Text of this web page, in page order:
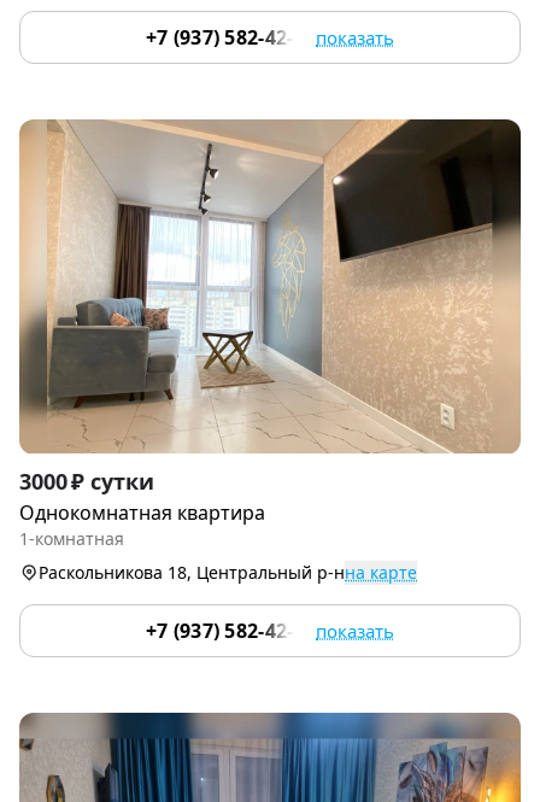
+7 (937) 582-42-22 показать
Item
1
of
9
3000 ₽ сутки
Однокомнатная квартира
1-комнатная
Раскольникова 18, Центральный р-нна карте
+7 (937) 582-42-22 показать